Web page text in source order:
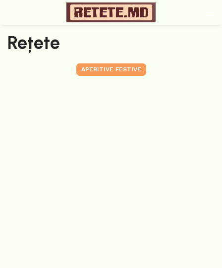
Rețete
APERITIVE FESTIVE